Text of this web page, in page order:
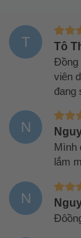
T Tô
Đồng
viên
đang
N
Mình
lắm
N